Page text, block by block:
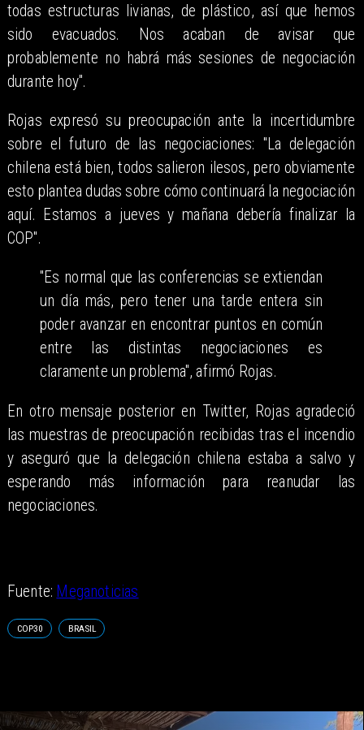
todas estructuras livianas, de plástico, así que hemos
sido evacuados. Nos acaban de avisar que
probablemente no habrá más sesiones de negociación
durante hoy".
Rojas expresó su preocupación ante la incertidumbre
sobre el futuro de las negociaciones: "La delegación
chilena está bien, todos salieron ilesos, pero obviamente
esto plantea dudas sobre cómo continuará la negociación
aquí. Estamos a jueves y mañana debería finalizar la
COP".
"Es normal que las conferencias se extiendan
un día más, pero tener una tarde entera sin
poder avanzar en encontrar puntos en común
entre las distintas negociaciones es
claramente un problema", afirmó Rojas.
En otro mensaje posterior en Twitter, Rojas agradeció
las muestras de preocupación recibidas tras el incendio
y aseguró que la delegación chilena estaba a salvo y
esperando más información para reanudar las
negociaciones.
Fuente: Meganoticias
COP30 BRASIL